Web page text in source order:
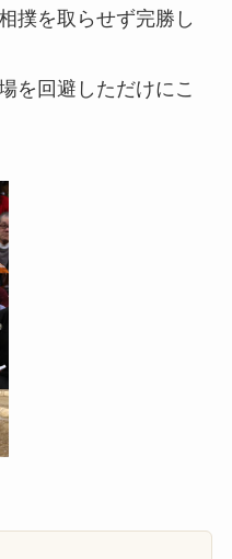
撲を取らせず完勝し
を回避しただけにこ